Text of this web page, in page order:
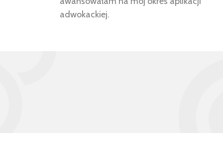
adwokackiej.